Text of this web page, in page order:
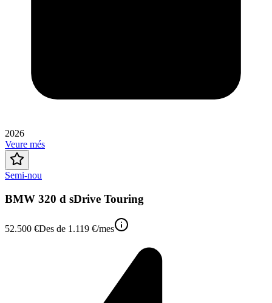
2026
Veure més
Semi-nou
BMW 320 d sDrive Touring
52.500 €Des de 1.119 €/mes